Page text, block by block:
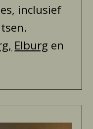
inclusief
Elburg en